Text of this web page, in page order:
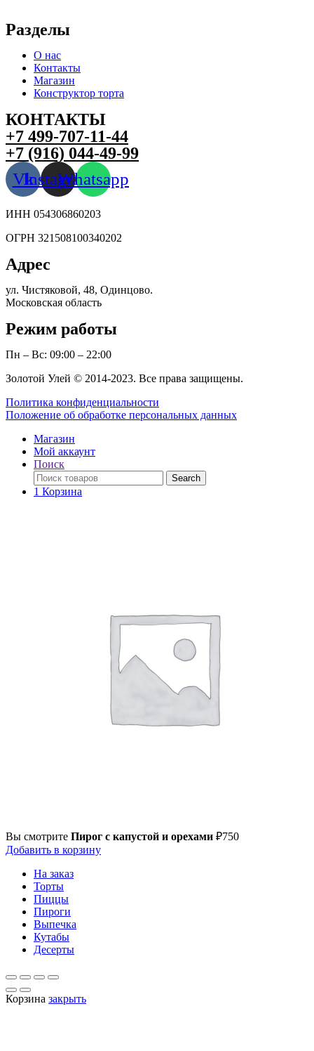
Разделы
О нас
Контакты
Магазин
Конструктор торта
КОНТАКТЫ
+7 499-707-11-44
+7 (916) 044-49-99
VkInstagramWhatsapp
ИНН 054306860203
ОГРН 321508100340202
Адрес
ул. Чистяковой, 48, Одинцово.
Московская область
Режим работы
Пн – Вс: 09:00 – 22:00
Золотой Улей © 2014-2023. Все права защищены.
Политика конфиденциальности
Положение об обработке персональных данных
Магазин
Мой аккаунт
Поиск
Поиск
по:
Search
1 Корзина
Вы смотрите Пирог с капустой и орехами ₽750
Добавить в корзину
На заказ
Торты
Пиццы
Пироги
Выпечка
Кутабы
Десерты
Корзина закрыть